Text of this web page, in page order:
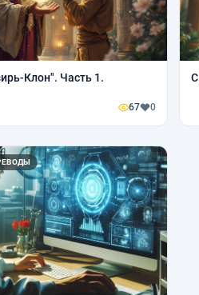
Клон". Часть 1.
67 0